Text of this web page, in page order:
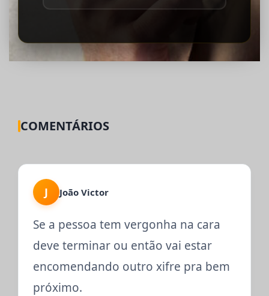
COMENTÁRIOS
J João Victor
Se a pessoa tem vergonha na cara
deve terminar ou então vai estar
encomendando outro xifre pra bem
próximo.